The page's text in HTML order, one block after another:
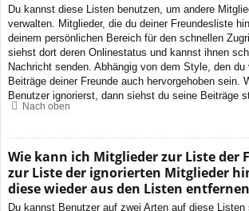
Du kannst diese Listen benutzen, um andere
verwalten. Mitglieder, die du deiner Freundesliste
deinem persönlichen Bereich für den schnellen
siehst dort deren Onlinestatus und kannst ihnen
Nachricht senden. Abhängig von dem Style, den
Beiträge deiner Freunde auch hervorgehoben sein.
Benutzer ignorierst, dann siehst du seine Beiträge
Nach oben
Wie kann ich Mitglieder zur Liste der
zur Liste der ignorierten Mitglieder
diese wieder aus den Listen
Du kannst Benutzer auf zwei Arten auf diese